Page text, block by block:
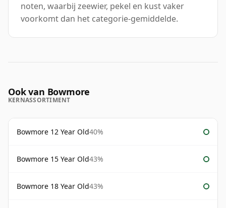
noten, waarbij zeewier, pekel en kust vaker
voorkomt dan het categorie-gemiddelde.
Ook van Bowmore
KERNASSORTIMENT
Bowmore 12 Year Old40%
Bowmore 15 Year Old43%
Bowmore 18 Year Old43%